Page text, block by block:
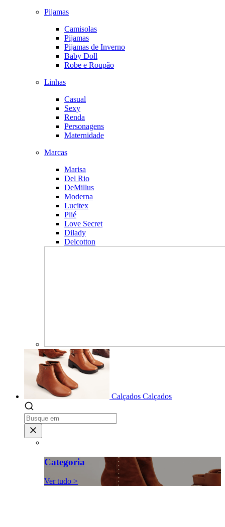
Pijamas
Camisolas
Pijamas
Pijamas de Inverno
Baby Doll
Robe e Roupão
Linhas
Casual
Sexy
Renda
Personagens
Maternidade
Marcas
Marisa
Del Rio
DeMillus
Moderna
Lucitex
Plié
Love Secret
Dilady
Delcotton
Calçados Calçados
Categoria
Ver tudo >